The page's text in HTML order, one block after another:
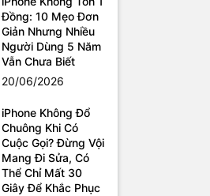
Đồng: 10 Mẹo Đơn
Giản Nhưng Nhiều
Người Dùng 5 Năm
Vẫn Chưa Biết
20/06/2026
iPhone Không Đổ
Chuông Khi Có
Cuộc Gọi? Đừng Vội
Mang Đi Sửa, Có
Thể Chỉ Mất 30
Giây Để Khắc Phục